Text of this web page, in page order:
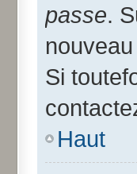
passe.
Si
Haut